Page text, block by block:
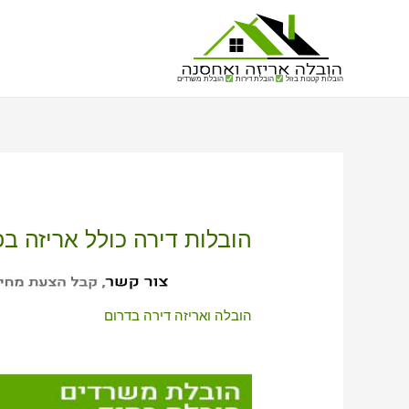
הובלות קטנות בזול הובלת דירות הובלת משרדים
הובלות דירה כולל אריזה
הובלה ואריזה דירה בדרום